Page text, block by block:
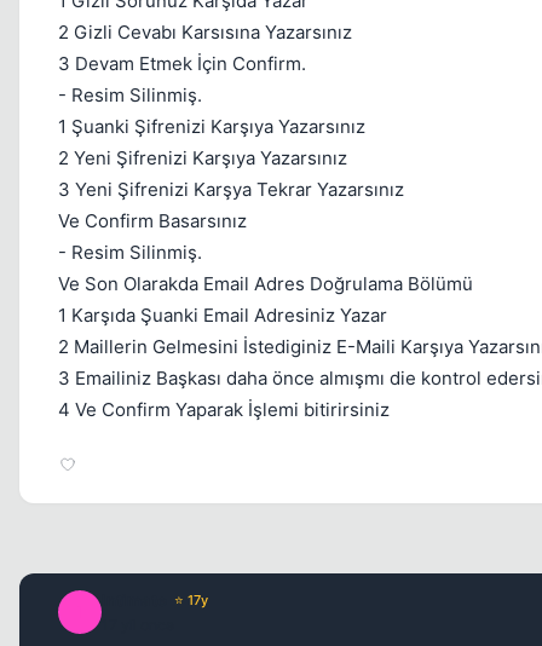
2 Gizli Cevabı Karsısına Yazarsınız
3 Devam Etmek İçin Confirm.
- Resim Silinmiş.
1 Şuanki Şifrenizi Karşıya Yazarsınız
2 Yeni Şifrenizi Karşıya Yazarsınız
3 Yeni Şifrenizi Karşya Tekrar Yazarsınız
Ve Confirm Basarsınız
- Resim Silinmiş.
Ve Son Olarakda Email Adres Doğrulama Bölümü
1 Karşıda Şuanki Email Adresiniz Yazar
2 Maillerin Gelmesini İstediginiz E-Maili Karşıya
3 Emailiniz Başkası daha önce almışmı die kontrol
4 Ve Confirm Yaparak İşlemi bitirirsiniz
⭐ 17y